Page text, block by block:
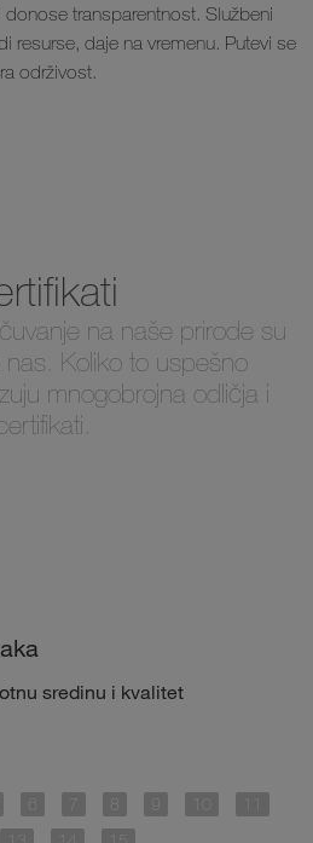
transparentnost. Službeni
resurse, daje na vremenu. Putevi se
održivost.
na naše prirode su
Koliko to uspešno
mnogobrojna odličja i
sredinu i kvalitet